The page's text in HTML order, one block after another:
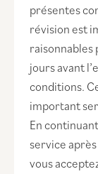
présentes
révision est
raisonnables
jours avant
conditions.
important
En
service
vous